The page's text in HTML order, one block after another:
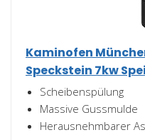
Kaminofen
Speckstein 7kw
Scheibenspülung
Massive Gussmulde
Herausnehmbarer